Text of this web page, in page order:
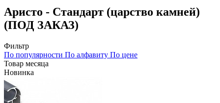
Аристо - Стандарт (царство камней)
(ПОД ЗАКАЗ)
Фильтр
По популярности По алфавиту По цене
Товар месяца
Новинка